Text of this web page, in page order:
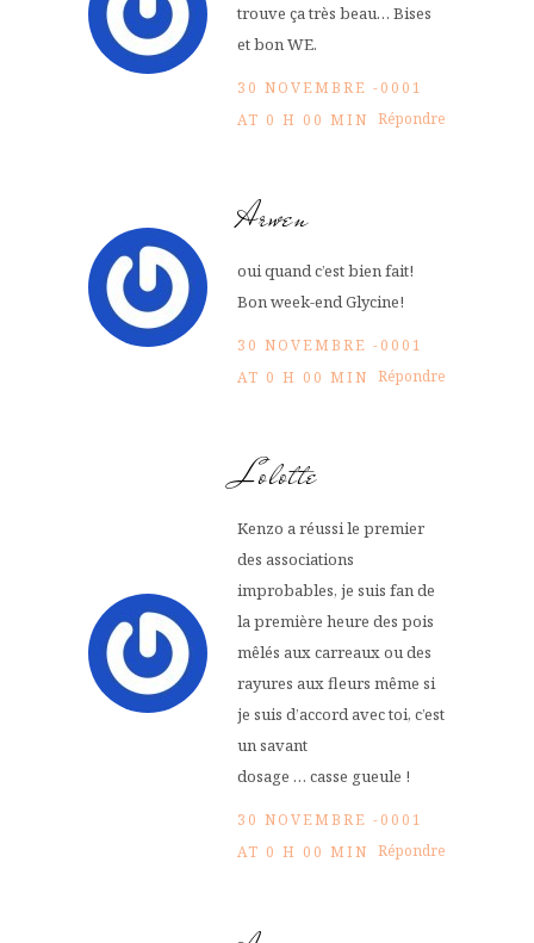
trouve ça très beau… Bises
et bon WE.
30 NOVEMBRE -0001
AT 0 H 00 MIN Répondre
Arwen
oui quand c’est bien fait!
Bon week-end Glycine!
30 NOVEMBRE -0001
AT 0 H 00 MIN Répondre
Lolotte
Kenzo a réussi le premier
des associations
improbables, je suis fan de
la première heure des pois
mêlés aux carreaux ou des
rayures aux fleurs même si
je suis d’accord avec toi, c’est
un savant
dosage … casse gueule !
30 NOVEMBRE -0001
AT 0 H 00 MIN Répondre